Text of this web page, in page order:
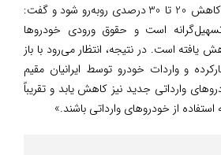
آیین‌نامه به مرور زمان با کاهش 20 تا 30 درصدی روبه‌رو شود و گفت:
است و حقوق ورودی خودروها
است. در نتیجه، انتظار می‌رود با باز
و واردات خودرو توسط ایرانیان مقیم
وارداتی جدید نیز کاهش یابد و تقریباً
استفاده از خودروهای وارداتی باشند.»